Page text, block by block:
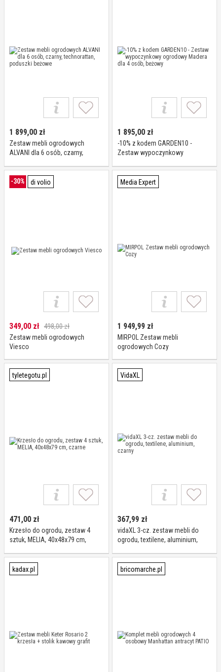
1 899,00 zł
Zestaw mebli ogrodowych
ALVANI dla 6 osób, czarny,
1 895,00 zł
-10% z kodem GARDEN10 -
Zestaw wypoczynkowy
beżowy
-30%
di volio
349,00 zł 498,00 zł
Zestaw mebli ogrodowych
Viesco
Media Expert
1 949,99 zł
MIRPOL Zestaw mebli
ogrodowych Cozy
tyletegotu.pl
471,00 zł
Krzesło do ogrodu, zestaw 4
sztuk, MELIA, 40x48x79 cm,
VidaXL
367,99 zł
vidaXL 3-cz. zestaw mebli do
ogrodu, textilene, aluminium,
kadax.pl bricomarche.pl